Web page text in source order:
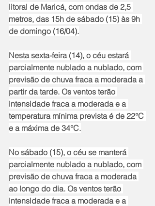
litoral de Maricá, com ondas de 2,5
metros, das 15h de sábado (15) às 9h
de domingo (16/04).
Nesta sexta-feira (14), o céu estará
parcialmente nublado a nublado, com
previsão de chuva fraca a moderada a
partir da tarde. Os ventos terão
intensidade fraca a moderada e a
temperatura mínima prevista é de 22°C
e a máxima de 34°C.
No sábado (15), o céu se manterá
parcialmente nublado a nublado, com
previsão de chuva fraca a moderada
ao longo do dia. Os ventos terão
intensidade fraca a moderada e a